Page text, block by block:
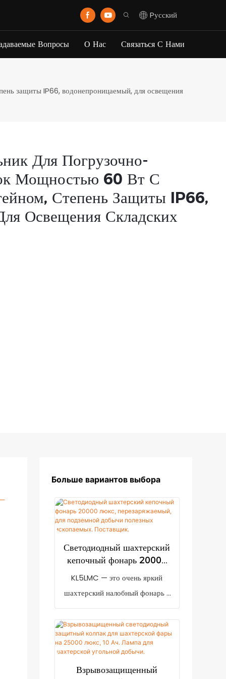
Pусский
Вопросы О Нас Связаться С Нами
защиты IP66, водонепроницаемый, для освещения
Для Погрузочно-
Мощностью 60 Вт С
Степень Защиты IP66,
Освещения Складских
Больше вариантов выбора
Светодиодный шахтерский
кепочный фонарь 20000
люкс, перезаряжаемый, для
подземной добычи
полезных ископаемых.
KL5LMC — это очень яркий
шахтерский налобный фонарь с
оснащен индикатором низкого
заряда батареи, напоминающим
пользователю о необходимости
подзарядки, когда заряда
Взрывозащищенный